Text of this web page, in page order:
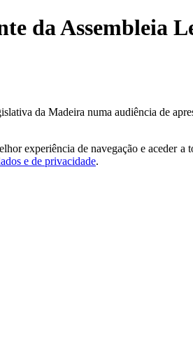
da Assembleia
da Madeira numa audiência de
experiência de navegação e aceder a
e de privacidade.